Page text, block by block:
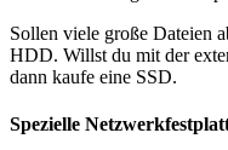
Sollen viele große Dateien
HDD. Willst du mit der
dann kaufe eine SSD.
Spezielle